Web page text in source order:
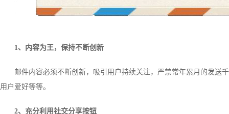
1、内容为王，保持不断创新
邮件内容必须不断创新，吸引用户持续关注，严禁常年累月的发送
用户爱好等等。
2、充分利用社交分享按钮